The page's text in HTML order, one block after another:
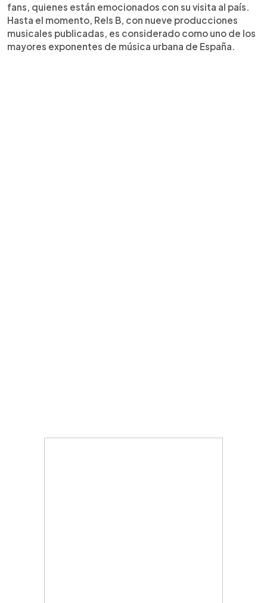
fans, quienes están emocionados con su visita al país.
Hasta el momento, Rels B, con nueve producciones
musicales publicadas, es considerado como uno de los
mayores exponentes de música urbana de España.